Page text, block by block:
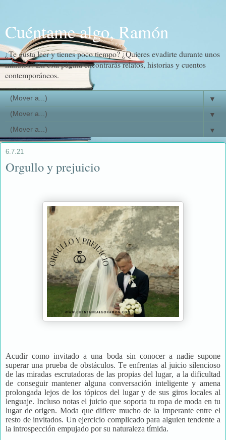
Cuéntame algo, Ramón
¿Te gusta leer y tienes poco tiempo? ¿Quieres evadirte durante unos
minutos? En esta página encontrarás relatos, historias y cuentos
contemporáneos.
▼
▼
▼
6.7.21
Orgullo y prejuicio
Acudir como invitado a una boda sin conocer a nadie supone
superar una prueba de obstáculos. Te enfrentas al juicio silencioso
de las miradas escrutadoras de las propias del lugar, a la dificultad
de conseguir mantener alguna conversación inteligente y amena
prolongada lejos de los tópicos del lugar y de sus giros locales al
lenguaje. Incluso notas el juicio que soporta tu ropa de moda en tu
lugar de origen. Moda que difiere mucho de la imperante entre el
resto de invitados. Un ejercicio complicado para alguien tendente a
la introspección empujado por su naturaleza tímida.